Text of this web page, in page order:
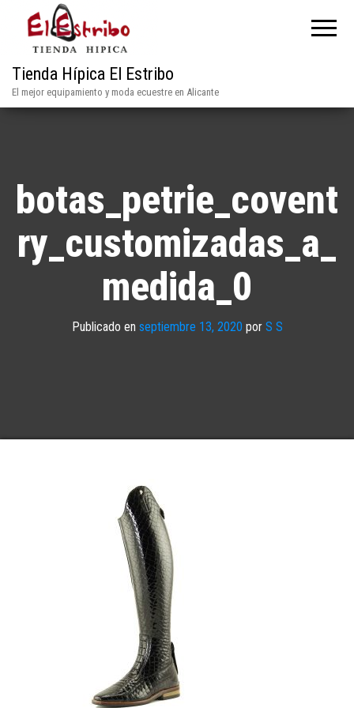
Tienda Hípica El Estribo
El mejor equipamiento y moda ecuestre en Alicante
botas_petrie_covent
ry_customizadas_a_
medida_0
Publicado en septiembre 13, 2020 por S S